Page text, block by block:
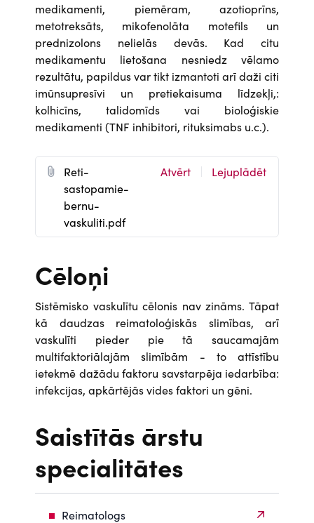
medikamenti, piemēram, azotioprīns,
metotreksāts, mikofenolāta motefils un
prednizolons nelielās devās. Kad citu
medikamentu lietošana nesniedz vēlamo
rezultātu, papildus var tikt izmantoti arī daži citi
imūnsupresīvi un pretiekaisuma līdzekļi,:
kolhicīns, talidomīds vai bioloģiskie
medikamenti (TNF inhibitori, rituksimabs u.c.).
D
o
c
u
m
n
Reti-
sastopamie-
bernu-
vaskuliti.pdf
Atvērt Lejuplādēt
Cēloņi
Sistēmisko vaskulītu cēlonis nav zināms. Tāpat
kā daudzas reimatoloģiskās slimības, arī
vaskulīti pieder pie tā saucamajām
multifaktoriālajām slimībām - to attīstību
ietekmē dažādu faktoru savstarpēja iedarbība:
infekcijas, apkārtējās vides faktori un gēni.
Saistītās ārstu
specialitātes
Reimatologs